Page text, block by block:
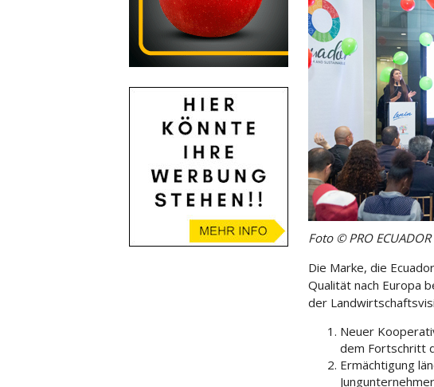
Foto © PRO ECUADOR
Die Marke, die
Qualität nach Europa
der
Neuer
dem Fortschritt
Ermächtigung